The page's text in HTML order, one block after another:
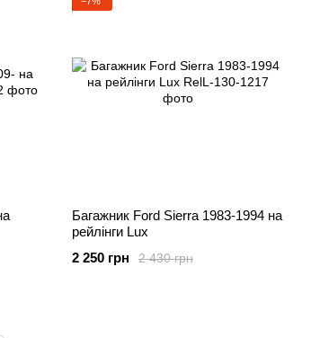
Багажник Ford Sierra 1983-1994 на
рейлінги Lux
2 430 грн
2 250 грн